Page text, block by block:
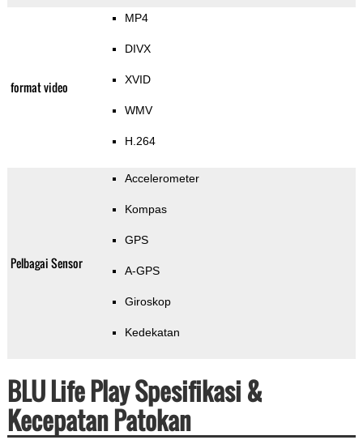
format video
MP4
DIVX
XVID
WMV
H.264
Pelbagai Sensor
Accelerometer
Kompas
GPS
A-GPS
Giroskop
Kedekatan
BLU Life Play Spesifikasi &
Kecepatan Patokan